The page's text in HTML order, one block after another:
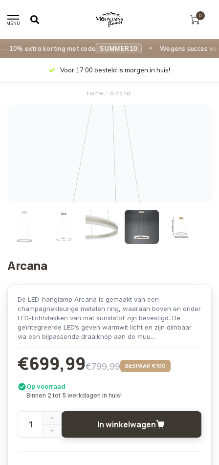
extra korting met code SUMMER10 Wegens succes
MENU
0
Voor 17:00 besteld is morgen in huis!
Home / Arcana
Arcana
De LED-hanglamp Arcana is gemaakt van een
champagnekleurige metalen ring, waaraan boven en onder
LED-lichtvlakken van mat kunststof zijn bevestigd. De
geïntegreerde LED’s geven warmwit licht en zijn dimbaar
via een bijpassende draaiknop aan de muu...
€699,99€799,99 BESPAAR €100
Op voorraad
Binnen 2 tot 5 werkdagen in huis!
In winkelwagen